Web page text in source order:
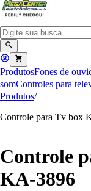
ProdutosFones de
somControles para
Produtos/
Controle para Tv box
Controle
KA-3896